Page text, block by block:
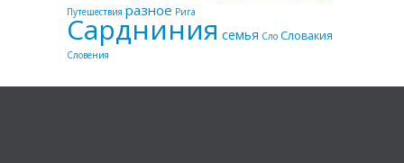
Путешествия разное Рига
Сардниния семья Сло Словакия
Словения